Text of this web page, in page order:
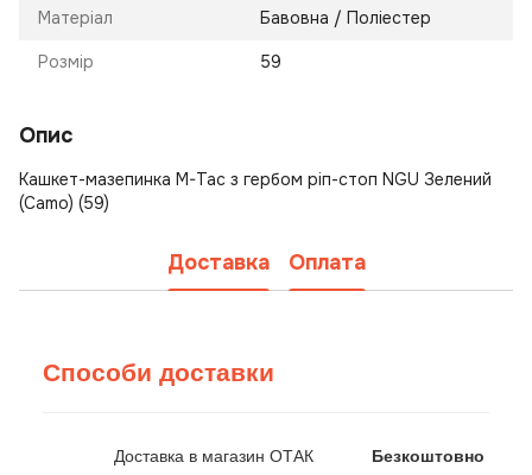
Матеріал Бавовна / Поліестер
Розмір 59
Опис
Кашкет-мазепинка M-Tac з гербом ріп-стоп NGU Зелений
(Camo) (59)
Доставка Оплата
Способи доставки
Доставка в магазин ОТАК Безкоштовно